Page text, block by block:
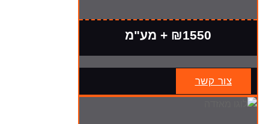
₪1550 + מע"מ
צור קשר